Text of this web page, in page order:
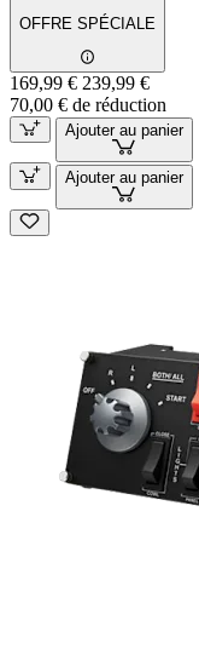
OFFRE SPÉCIALE
169,99 € 239,99 €
70,00 € de réduction
Ajouter au panier
Ajouter au panier